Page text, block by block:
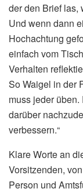
der den Brief las,
Und wenn dann
Hochachtung
einfach vom
Verhalten
So Waigel in der
muss jeder
darüber
verbessern.“
Klare Worte an
Vorsitzenden,
Person und